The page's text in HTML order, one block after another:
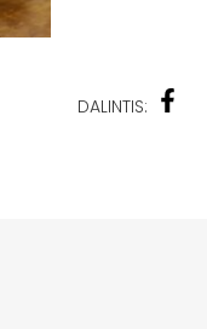
DALINTIS: